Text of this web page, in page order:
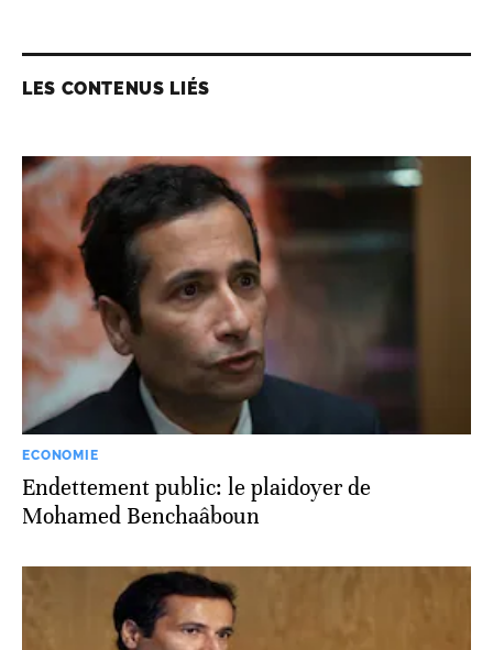
LES CONTENUS LIÉS
ECONOMIE
Endettement public: le plaidoyer de
Mohamed Benchaâboun